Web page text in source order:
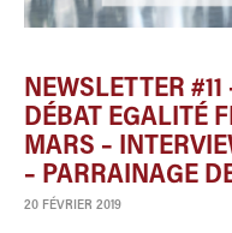
NEWSLETTER
DÉBAT EGALITÉ
MARS –
– PARRAINAGE
20 FÉVRIER 2019